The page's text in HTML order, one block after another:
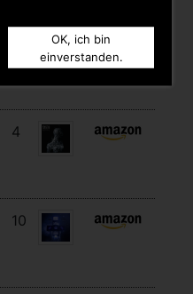
OK, ich bin
einverstanden.
4
10